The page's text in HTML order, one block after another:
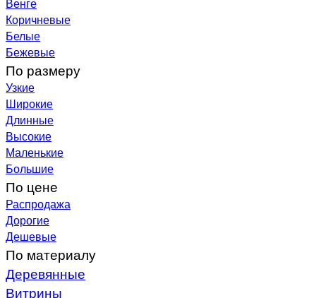
Коричневые
Белые
Бежевые
По размеру
Узкие
Широкие
Длинные
Высокие
Маленькие
Большие
По цене
Распродажа
Дорогие
Дешевые
По материалу
Деревянные
Витрины